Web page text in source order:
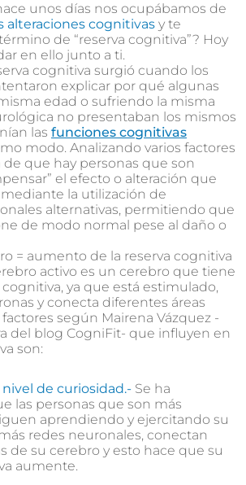
unos días nos ocupábamos de
alteraciones cognitivas y te
de “reserva cognitiva”? Hoy
en ello junto a ti.
cognitiva surgió cuando los
explicar por qué algunas
edad o sufriendo la misma
no presentaban los mismos
las funciones cognitivas
modo. Analizando varios factores
que hay personas que son
el efecto o alteración que
la utilización de
alternativas, permitiendo que
de modo normal pese al daño o
= aumento de la reserva cognitiva
activo es un cerebro que tiene
ya que está estimulado,
y conecta diferentes áreas
según Mairena Vázquez -
del blog CogniFit- que influyen en
son:
de curiosidad.- Se ha
las personas que son más
aprendiendo y ejercitando su
redes neuronales, conectan
de su cerebro y esto hace que su
aumente.